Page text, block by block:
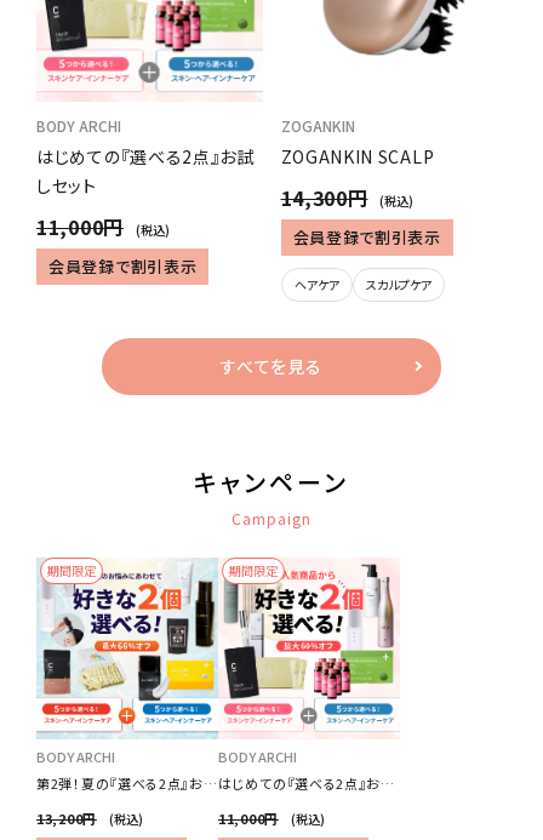
BODY ARCHI
はじめての『選べる2点』お試
しセット
11,000円 (税込)
会員登録で割引表示
ZOGANKIN
ZOGANKIN SCALP
14,300円 (税込)
会員登録で割引表示
ヘアケア スカルプケア
すべてを見る
キャンペーン
Campaign
期間限定
BODY ARCHI
第2弾！夏の『選べる2点』お試
13,200円 (税込)
期間限定
BODY ARCHI
はじめての『選べる2点』お試
11,000円 (税込)